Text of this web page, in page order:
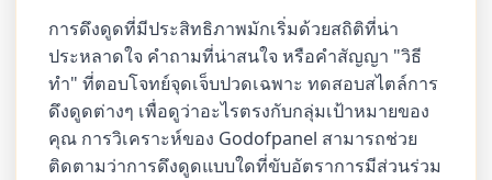
การดึงดูดที่มีประสิทธิภาพมักเริ่มด้วยสถิติที่น่า
ประหลาดใจ คำถามที่น่าสนใจ หรือคำสัญญา "วิธี
ทำ" ที่ตอบโจทย์จุดเจ็บปวดเฉพาะ ทดสอบสไตล์การ
ดึงดูดต่างๆ เพื่อดูว่าอะไรตรงกับกลุ่มเป้าหมายของ
คุณ การวิเคราะห์ของ Godofpanel สามารถช่วย
ติดตามว่าการดึงดูดแบบใดที่ขับอัตราการมีส่วนร่วม